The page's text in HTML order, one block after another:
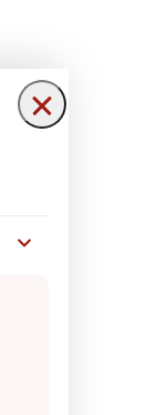
Navigationsmenü